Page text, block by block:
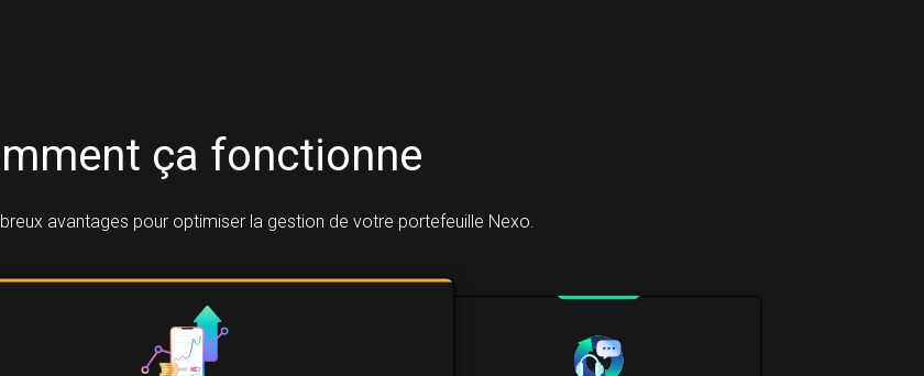
ça fonctionne
avantages pour optimiser la gestion de votre portefeuille Nexo.